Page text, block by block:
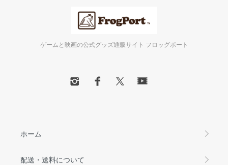
ゲームと映画の公式グッズ通販サイト フロッグポート
ホーム
配送・送料について